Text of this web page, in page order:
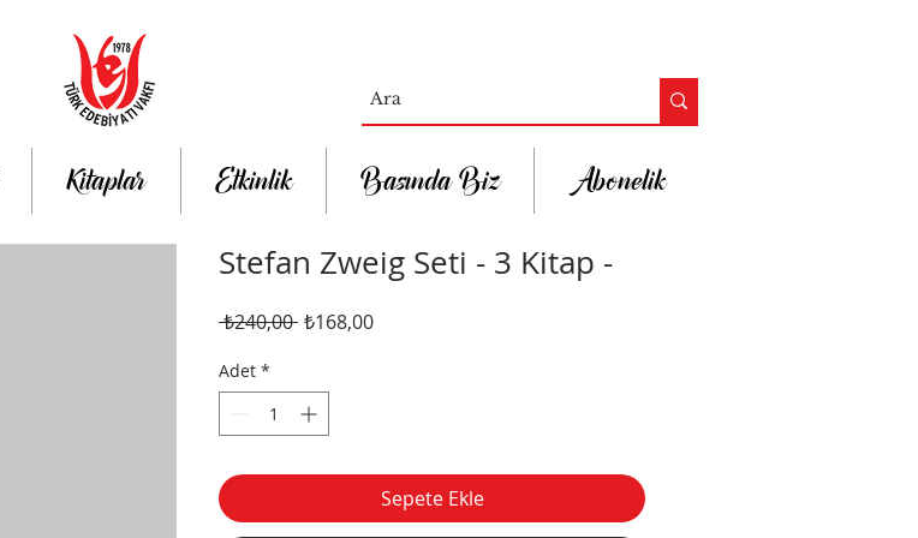
Kitaplar Etkinlik Basında Biz Abonelik
Stefan Zweig Seti - 3 Kitap -
₺240,00 Normal
₺168,00İndirimli
Adet *
Sepete Ekle